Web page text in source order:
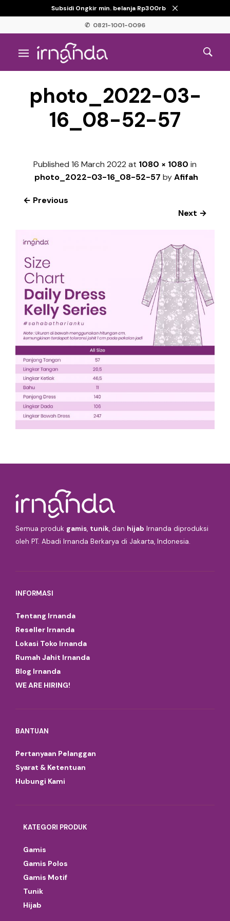
Subsidi Ongkir min. belanja Rp300rb
✆ 0821-1001-0096
photo_2022-03-
16_08-52-57
Published 16 March 2022 at 1080 × 1080 in
photo_2022-03-16_08-52-57 byAfifah
← Previous
Next →
Semua produk gamis, tunik, dan hijab Irnanda diproduksi
oleh PT. Abadi Irnanda Berkarya di Jakarta, Indonesia.
INFORMASI
Tentang Irnanda
Reseller Irnanda
Lokasi Toko Irnanda
Rumah Jahit Irnanda
Blog Irnanda
WE ARE HIRING!
BANTUAN
Pertanyaan Pelanggan
Syarat & Ketentuan
Hubungi Kami
KATEGORI PRODUK
Gamis
Gamis Polos
Gamis Motif
Tunik
Hijab